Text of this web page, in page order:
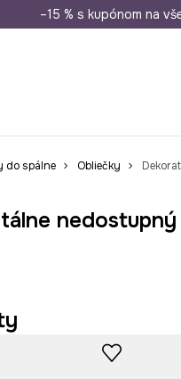
Doprava zadarmo od 50 €
–15 % s kupónom na
do spálne Obliečky
nedostupný